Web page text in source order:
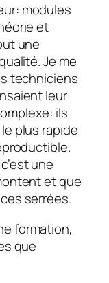
modules
et
une
Je me
techniciens
leur
ils
plus rapide
une
et que
serrées.
formation,
que